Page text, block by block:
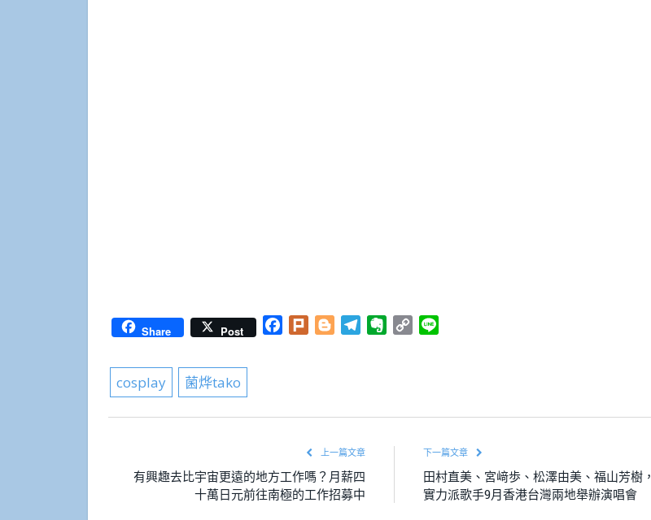
Share Post Facebook
Plurk BloggerTelegramEvernote
Copy
cosplay 菌烨tako
上一篇文章
有興趣去比宇宙更遠的地方工作嗎？月薪四
十萬日元前往南極的工作招募中
下一篇文章
田村直美、宮﨑歩、松澤由美、福山芳樹，
實力派歌手9月香港台灣兩地舉辦演唱會